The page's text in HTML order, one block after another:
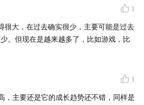
1
很大，在过去确实很少，主要可能是过去
。但现在是越来越多了，比如游戏，比
1
，主要还是它的成长趋势还不错，同样是